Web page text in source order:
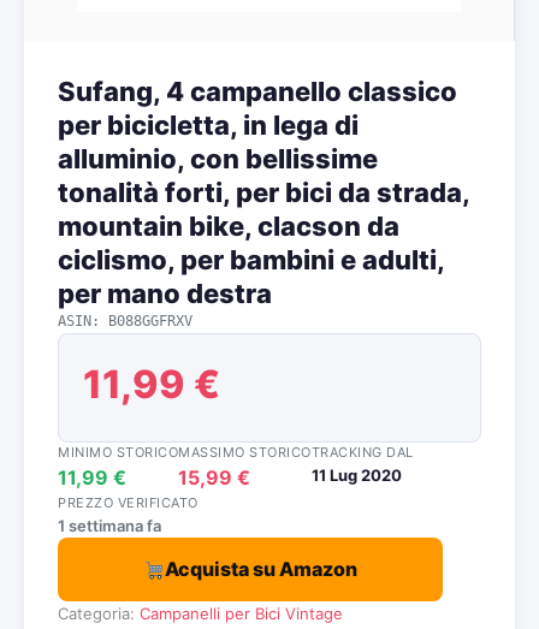
Sufang, 4 campanello classico
per bicicletta, in lega di
alluminio, con bellissime
tonalità forti, per bici da strada,
mountain bike, clacson da
ciclismo, per bambini e adulti,
per mano destra
ASIN: B088GGFRXV
11,99 €
MINIMO STORICO
11,99 €
MASSIMO STORICO
15,99 €
TRACKING DAL
11 Lug 2020
PREZZO VERIFICATO
1 settimana fa
Acquista su Amazon
Categoria: Campanelli per Bici Vintage